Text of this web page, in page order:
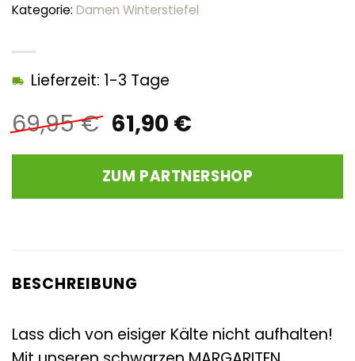
69,95€ Ursprünglicher
Preis
war:
69,95 €
61,90 €Aktueller
ist:
61,90 €.
Lieferzeit: 1-3 Tage
ZUM PARTNERSHOP
Kategorie: Damen Winterstiefel
BESCHREIBUNG
Lass dich von eisiger Kälte nicht aufhalten!